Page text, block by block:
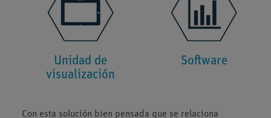
Unidad de
visualización
Software
Con esta solución bien pensada que se relaciona